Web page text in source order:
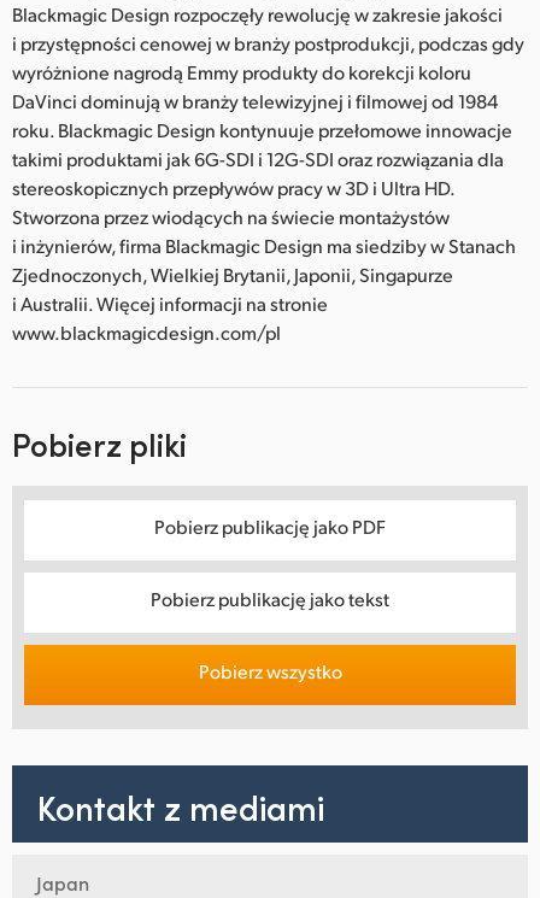
Blackmagic Design rozpoczęły rewolucję w zakresie jakości
i przystępności cenowej w branży postprodukcji, podczas gdy
wyróżnione nagrodą Emmy produkty do korekcji koloru
DaVinci dominują w branży telewizyjnej i filmowej od 1984
roku. Blackmagic Design kontynuuje przełomowe innowacje
takimi produktami jak 6G-SDI i 12G-SDI oraz rozwiązania dla
stereoskopicznych przepływów pracy w 3D i Ultra HD.
Stworzona przez wiodących na świecie montażystów
i inżynierów, firma Blackmagic Design ma siedziby w Stanach
Zjednoczonych, Wielkiej Brytanii, Japonii, Singapurze
i Australii. Więcej informacji na stronie
www.blackmagicdesign.com/pl
Pobierz pliki
Pobierz publikację jako PDF
Pobierz publikację jako tekst
Pobierz wszystko
Kontakt z mediami
Japan